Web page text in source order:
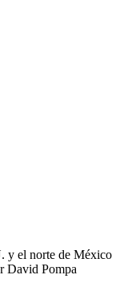
y el norte de México
David Pompa